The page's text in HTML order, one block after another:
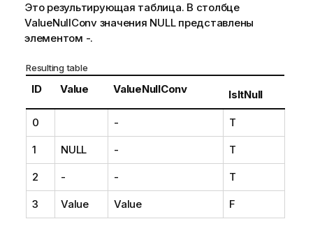
Это результирующая таблица. В столбце
ValueNullConvзначения NULLпредставлены
элементом -.
Resulting table
ID Value ValueNullConv IsItNull
0 - T
1 NULL - T
2 - - T
3 Value Value F